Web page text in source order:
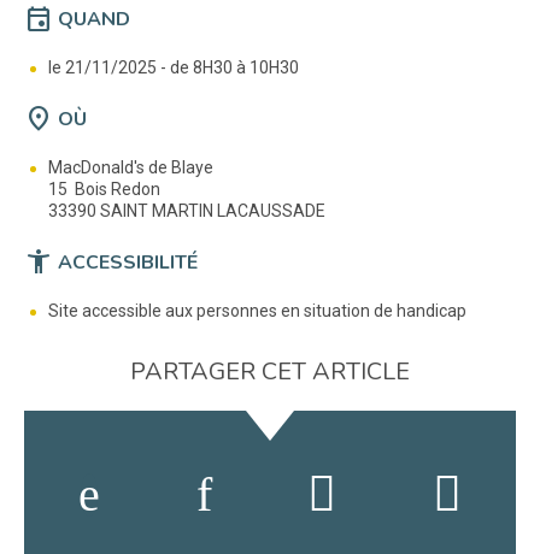
event QUAND
le 21/11/2025 - de 8H30 à 10H30
location_on OÙ
MacDonald's de Blaye
15 Bois Redon
33390 SAINT MARTIN LACAUSSADE
accessibility_new ACCESSIBILITÉ
Site accessible aux personnes en situation de handicap
PARTAGER CET ARTICLE